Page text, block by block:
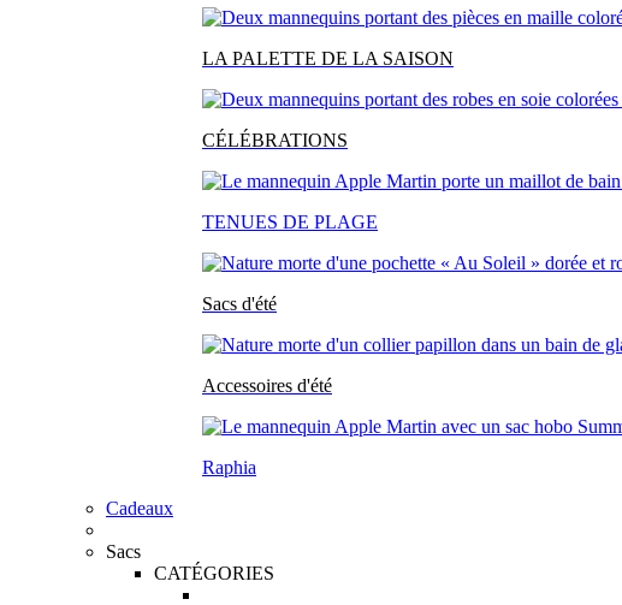
LA PALETTE DE LA SAISON
CÉLÉBRATIONS
TENUES DE PLAGE
Sacs d'été
Accessoires d'été
Raphia
Cadeaux
Sacs
CATÉGORIES